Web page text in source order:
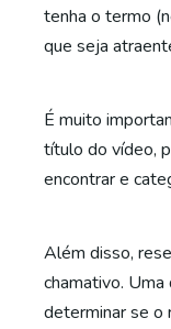
tenha o termo
que seja
É muito
título do vídeo,
encontrar e
Além disso,
chamativo.
determinar se o